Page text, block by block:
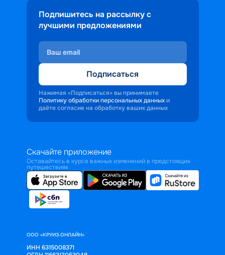
Подпишитесь на рассылку с
лучшими предложениями
Подписаться
Нажимая «Подписаться» вы принимаете
Политику обработки персональных данных и
даёте согласие на обработку ваших данных
Скачайте приложение
Оставайтесь в курсе важных изменений в предстоящих
путешествиях
ООО «КРУИЗ.ОНЛАЙН»
ИНН 6315008371